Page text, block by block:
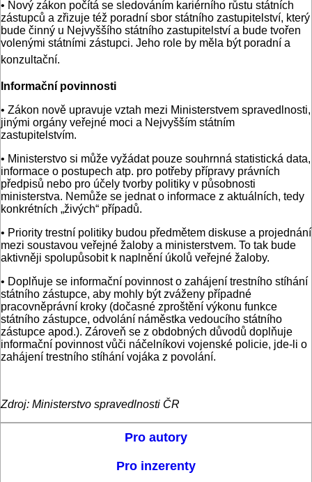
• Nový zákon počítá se sledováním kariérního růstu státních
zástupců a zřizuje též poradní sbor státního zastupitelství, který
bude činný u Nejvyššího státního zastupitelství a bude tvořen
volenými státními zástupci. Jeho role by měla být poradní a
konzultační.
Informační povinnosti
• Zákon nově upravuje vztah mezi Ministerstvem spravedlnosti,
jinými orgány veřejné moci a Nejvyšším státním
zastupitelstvím.
• Ministerstvo si může vyžádat pouze souhrnná statistická data,
informace o postupech atp. pro potřeby přípravy právních
předpisů nebo pro účely tvorby politiky v působnosti
ministerstva. Nemůže se jednat o informace z aktuálních, tedy
konkrétních „živých“ případů.
• Priority trestní politiky budou předmětem diskuse a projednání
mezi soustavou veřejné žaloby a ministerstvem. To tak bude
aktivněji spolupůsobit k naplnění úkolů veřejné žaloby.
• Doplňuje se informační povinnost o zahájení trestního stíhání
státního zástupce, aby mohly být zváženy případné
pracovněprávní kroky (dočasné zproštění výkonu funkce
státního zástupce, odvolání náměstka vedoucího státního
zástupce apod.). Zároveň se z obdobných důvodů doplňuje
informační povinnost vůči náčelníkovi vojenské policie, jde-li o
zahájení trestního stíhání vojáka z povolání.
Zdroj: Ministerstvo spravedlnosti ČR
Pro autory
Pro inzerenty